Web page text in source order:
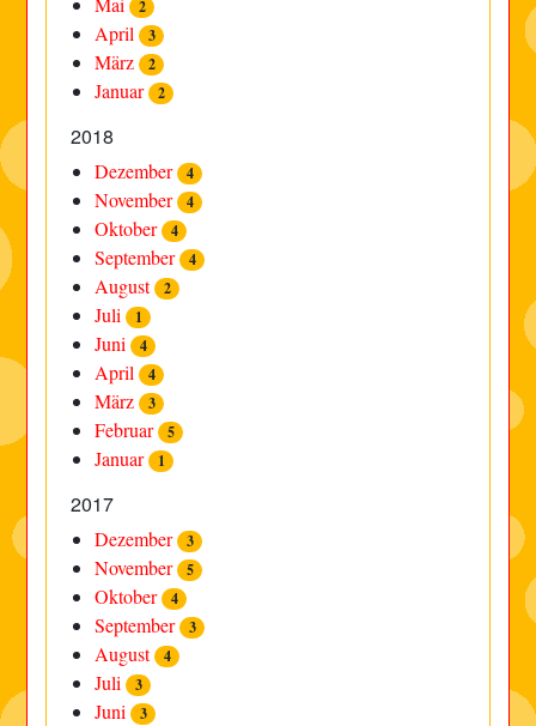
2
April 3
März 2
Januar 2
2018
Dezember 4
November 4
Oktober 4
September 4
August 2
Juli 1
Juni 4
April 4
März 3
Februar 5
Januar 1
2017
Dezember 3
November 5
Oktober 4
September 3
August 4
Juli 3
Juni 3